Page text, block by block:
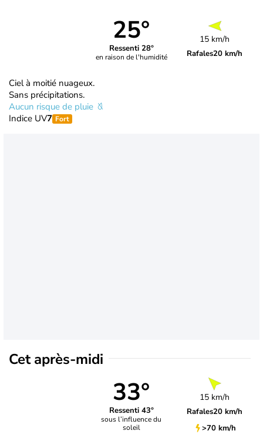
25°
Ressenti 28°
en raison de l'humidité
15 km/h
Rafales20 km/h
Ciel à moitié nuageux.
Sans précipitations.
Aucun risque de pluie
Indice UV7 Fort
Cet après-midi
33°
Ressenti 43°
sous l’influence du
soleil
15 km/h
Rafales20 km/h
>70 km/h